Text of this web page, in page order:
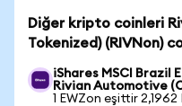
Diğer kripto coinleri
Tokenized) (RIVNon)
iShares MSCI Brazil
Rivian Automotive
1 EWZon eşittir 2,1962